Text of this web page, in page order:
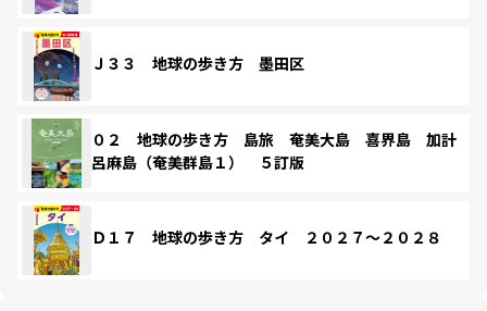
Ｊ３３ 地球の歩き方 墨田区
０２ 地球の歩き方 島旅 奄美大島 喜界島 加計
呂麻島（奄美群島１） ５訂版
Ｄ１７ 地球の歩き方 タイ ２０２７～２０２８